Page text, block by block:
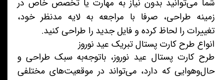
شما می‌توانید بدون نیاز به مهارت یا تخصص خاص در
زمینه طراحی، صرفا با مراجعه به لایه مدنظر خود،
تغییرات را لحاظ کرده و فایل جدید را طراحی کنید.
انواع طرح کارت پستال تبریک عید نوروز
طرح کارت پستال عید نوروز، باتوجه‌به سبک طراحی و
حال‌وهوایی که دارد، می‌تواند در موقعیت‌های مختلفی